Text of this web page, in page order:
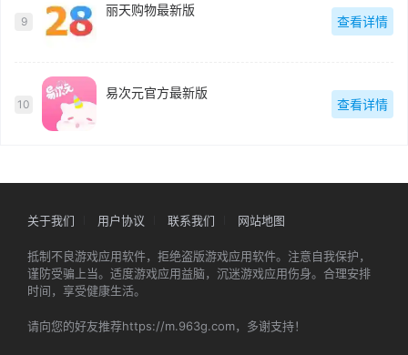
9
丽天购物最新版
查看详情
10
易次元官方最新版
查看详情
关于我们 用户协议 联系我们 网站地图
抵制不良游戏应用软件，拒绝盗版游戏应用软件。注意自我保护，
谨防受骗上当。适度游戏应用益脑，沉迷游戏应用伤身。合理安排
时间，享受健康生活。
请向您的好友推荐https://m.963g.com，多谢支持！